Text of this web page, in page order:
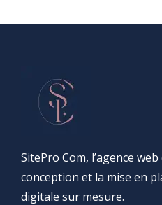
SitePro Com, l’agence
conception et la mise en
digitale sur mesure.